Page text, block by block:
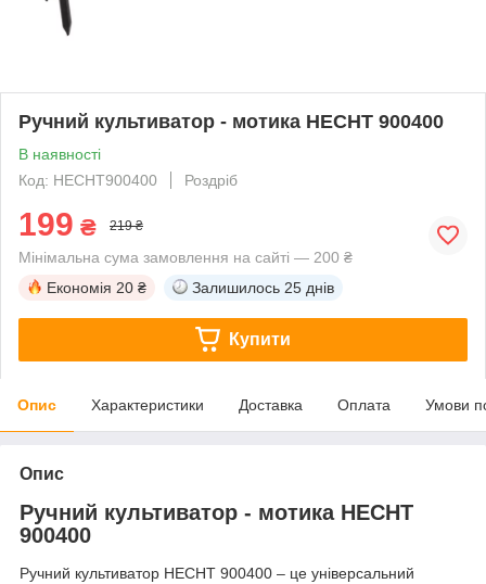
Ручний культиватор - мотика HECHT 900400
В наявності
Код: HECHT900400
Роздріб
199 ₴ 219 ₴
Мінімальна сума замовлення на сайті — 200 ₴
Економія 20 ₴ Залишилось 25 днів
Купити
Опис Характеристики Доставка Оплата Умови
Опис
Ручний культиватор - мотика HECHT
900400
Ручний культиватор HECHT 900400 – це універсальний